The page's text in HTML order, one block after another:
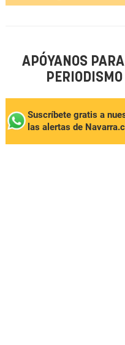
APÓYANOS
Suscríbete gratis a
las alertas de